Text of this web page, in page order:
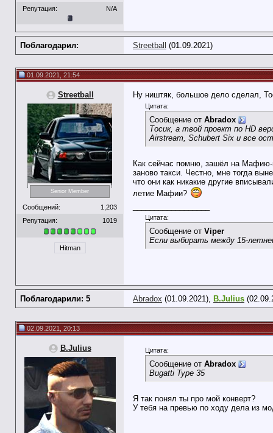
Репутация: N/A
Поблагодарил: Streetball (01.09.2021)
01.09.2021, 21:54
Streetball
Senior Member
Сообщений:
1,203
Репутация:
1019
Hitman
Ну ништяк, большое дело сделал,
Цитата:
Сообщение от Abradox
Тосик, а твой проект по HD
Airstream, Schubert Six и все
Как сейчас помню, зашёл на Мафию-
заново такси. Честно, мне тогда
что они как никакие другие
летие Мафии?
Цитата:
Сообщение от Viper
Если выбирать между 15-
Поблагодарили: 5 Abradox (01.09.2021), B.Julius
02.09.2021, 20:13
B.Julius Цитата:
Сообщение от Abradox
Bugatti Type 35
Я так понял ты про мой конверт?
У тебя на превью по ходу дела из